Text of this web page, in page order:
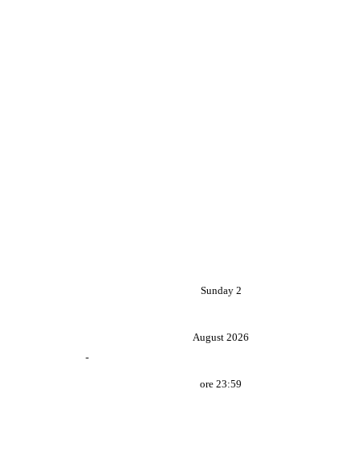
-
Sunday 2
August 2026
ore 23:59